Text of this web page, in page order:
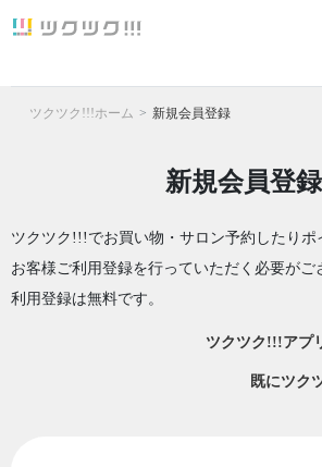
ツクツク!!!ホーム 新規会員登録
新規会員登録
ツクツク!!!でお買い物・サロン予約したりポ
お客様ご利用登録を行っていただく必要がご
利用登録は無料です。
ツクツク!!!アプ
既にツク